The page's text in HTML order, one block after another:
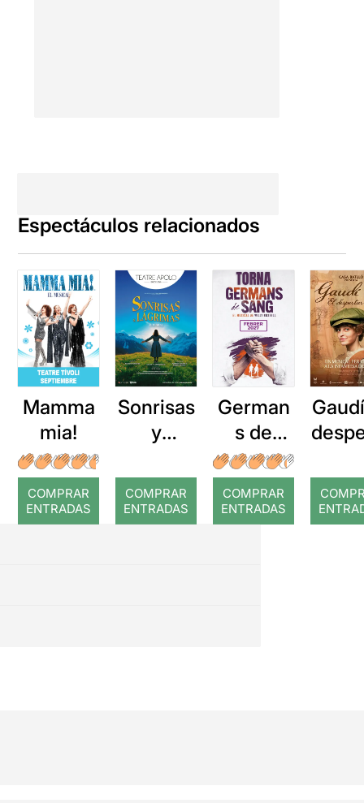
Espectáculos relacionados
Mamma
mia!
COMPRAR
ENTRADAS
Sonrisas
y
COMPRAR
ENTRADAS
German
s de
sang
COMPRAR
ENTRADAS